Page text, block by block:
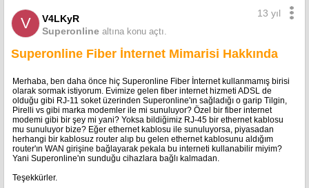
V
V4LKyR
Superonline altına konu açtı.
13 yıl
Superonline Fiber İnternet Mimarisi Hakkında
Merhaba, ben daha önce hiç Superonline Fiber İnternet kullanmamış birisi
olarak sormak istiyorum. Evimize gelen fiber internet hizmeti ADSL de
olduğu gibi RJ-11 soket üzerinden Superonline'ın sağladığı o garip Tilgin,
Pirelli vs gibi marka modemler ile mi sunuluyor? Özel bir fiber internet
modemi gibi bir şey mi yani? Yoksa bildiğimiz RJ-45 bir ethernet kablosu
mu sunuluyor bize? Eğer ethernet kablosu ile sunuluyorsa, piyasadan
herhangi bir kablosuz router alıp bu gelen ethernet kablosunu aldığım
router'ın WAN girişine bağlayarak pekala bu interneti kullanabilir miyim?
Yani Superonline'ın sunduğu cihazlara bağlı kalmadan.
Teşekkürler.